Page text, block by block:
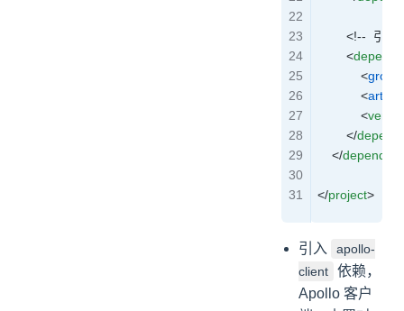
<!--
        <
            <
            <
            <
        </
    </
</project>
引入
apollo-
client
依赖，
Apollo 客户